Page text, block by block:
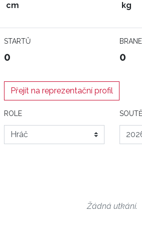
cm kg
STARTŮ
0 0
Přejít na reprezentační profil
ROLE
Žádná utkání.